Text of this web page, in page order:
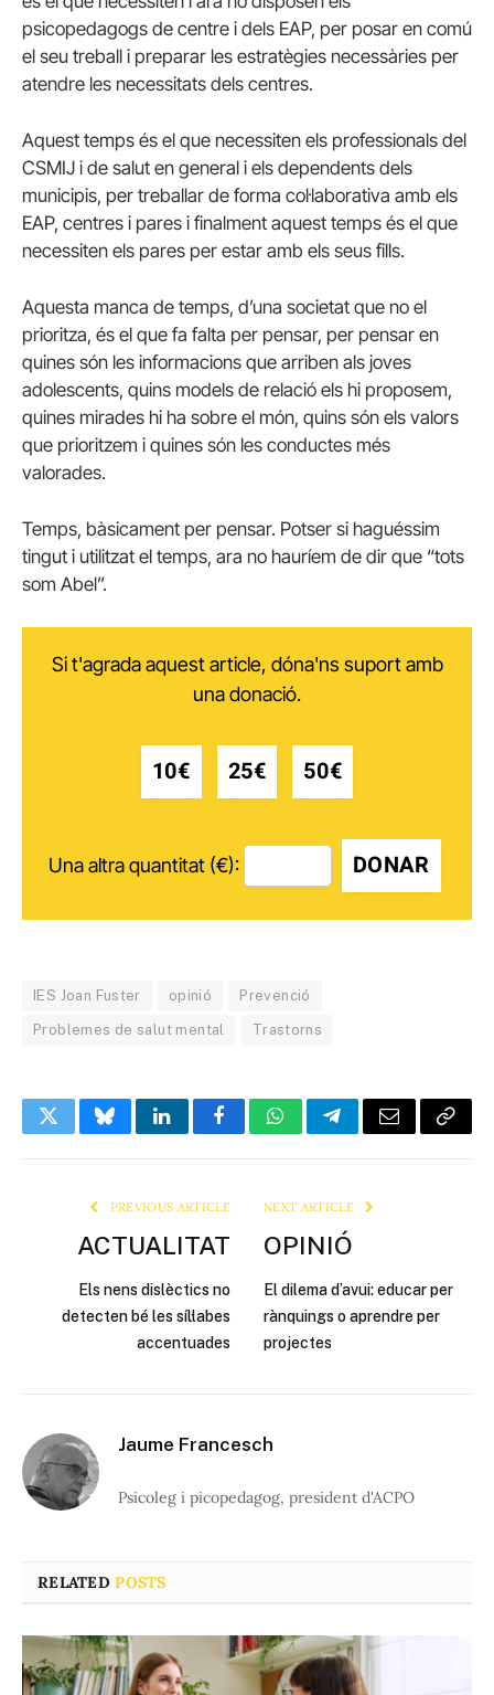
psicopedagogs de centre i dels EAP, per posar en comú
el seu treball i preparar les estratègies necessàries per
atendre les necessitats dels centres.
Aquest temps és el que necessiten els professionals del
CSMIJ i de salut en general i els dependents dels
municipis, per treballar de forma col·laborativa amb els
EAP, centres i pares i finalment aquest temps és el que
necessiten els pares per estar amb els seus fills.
Aquesta manca de temps, d’una societat que no el
prioritza, és el que fa falta per pensar, per pensar en
quines són les informacions que arriben als joves
adolescents, quins models de relació els hi proposem,
quines mirades hi ha sobre el món, quins són els valors
que prioritzem i quines són les conductes més
valorades.
Temps, bàsicament per pensar. Potser si haguéssim
tingut i utilitzat el temps, ara no hauríem de dir que “tots
som Abel”.
Si t'agrada aquest article, dóna'ns suport amb
una donació.
10€ 25€ 50€
Una altra quantitat (€): DONAR
IES Joan Fuster opinió Prevenció
Problemes de salut mental Trastorns
TwitterBlueskyLinkedInFacebookWhatsAppTelegramEmail Copy
PREVIOUS ARTICLE
ACTUALITAT
Els nens dislèctics no
detecten bé les síl·labes
accentuades
NEXT ARTICLE
OPINIÓ
El dilema d’avui: educar per
rànquings o aprendre per
projectes
Jaume Francesch
Psicoleg i picopedagog, president d'ACPO
RELATEDPOSTS